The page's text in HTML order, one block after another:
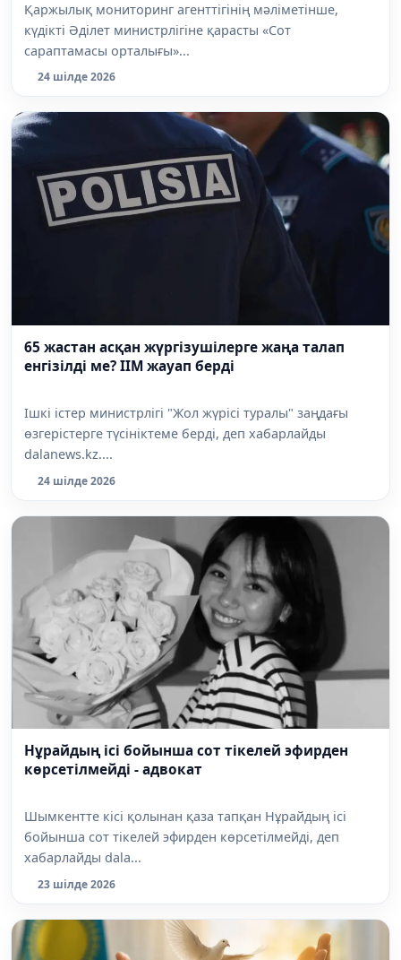
Қаржылық мониторинг агенттігінің мәліметінше,
күдікті Әділет министрлігіне қарасты «Сот
сараптамасы орталығы»...
24 шілде 2026
65 жастан асқан жүргізушілерге жаңа талап
енгізілді ме? ІІМ жауап берді
Ішкі істер министрлігі "Жол жүрісі туралы" заңдағы
өзгерістерге түсініктеме берді, деп хабарлайды
dalanews.kz....
24 шілде 2026
Нұрайдың ісі бойынша сот тікелей эфирден
көрсетілмейді - адвокат
Шымкентте кісі қолынан қаза тапқан Нұрайдың ісі
бойынша сот тікелей эфирден көрсетілмейді, деп
хабарлайды dala...
23 шілде 2026